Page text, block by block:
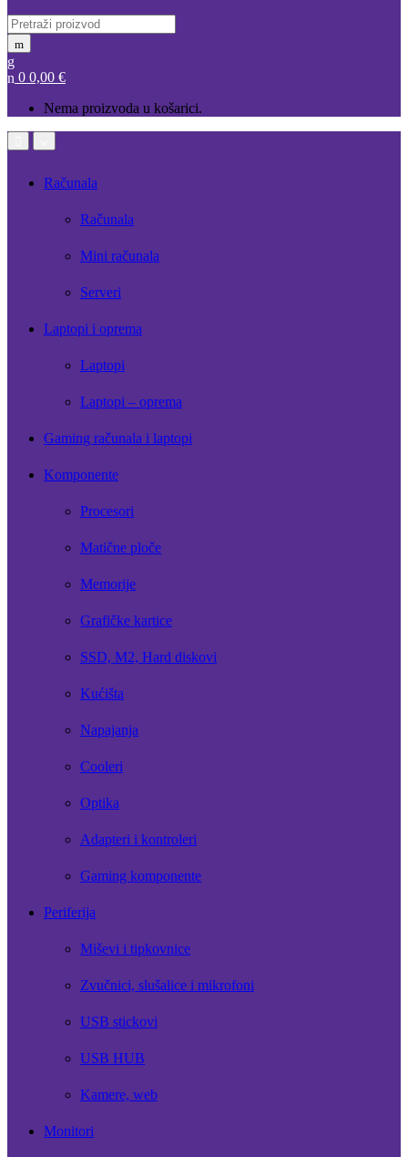
Search
for:
0 0,00 €
Nema proizvoda u košarici.
Računala
Računala
Mini računala
Serveri
Laptopi i oprema
Laptopi
Laptopi – oprema
Gaming računala i laptopi
Komponente
Procesori
Matične ploče
Memorije
Grafičke kartice
SSD, M2, Hard diskovi
Kućišta
Napajanja
Cooleri
Optika
Adapteri i kontroleri
Gaming komponente
Periferija
Miševi i tipkovnice
Zvučnici, slušalice i mikrofoni
USB stickovi
USB HUB
Kamere, web
Monitori